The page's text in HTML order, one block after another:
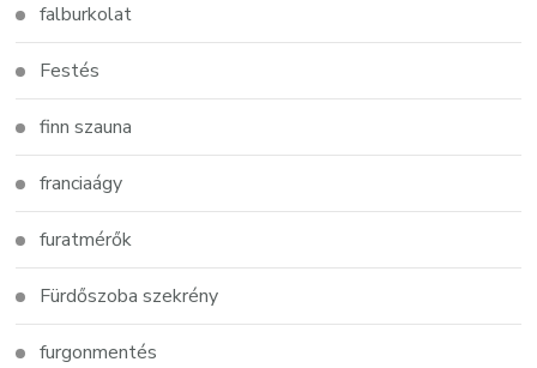
falburkolat
Festés
finn szauna
franciaágy
furatmérők
Fürdőszoba szekrény
furgonmentés